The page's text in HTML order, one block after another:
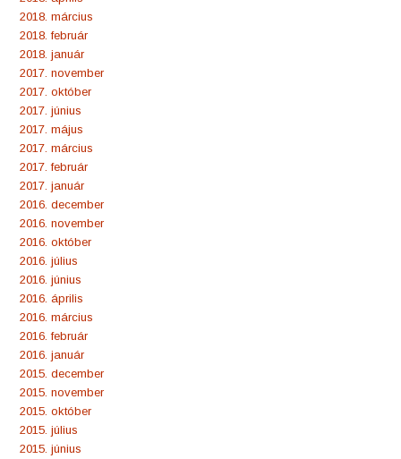
2018. március
2018. február
2018. január
2017. november
2017. október
2017. június
2017. május
2017. március
2017. február
2017. január
2016. december
2016. november
2016. október
2016. július
2016. június
2016. április
2016. március
2016. február
2016. január
2015. december
2015. november
2015. október
2015. július
2015. június